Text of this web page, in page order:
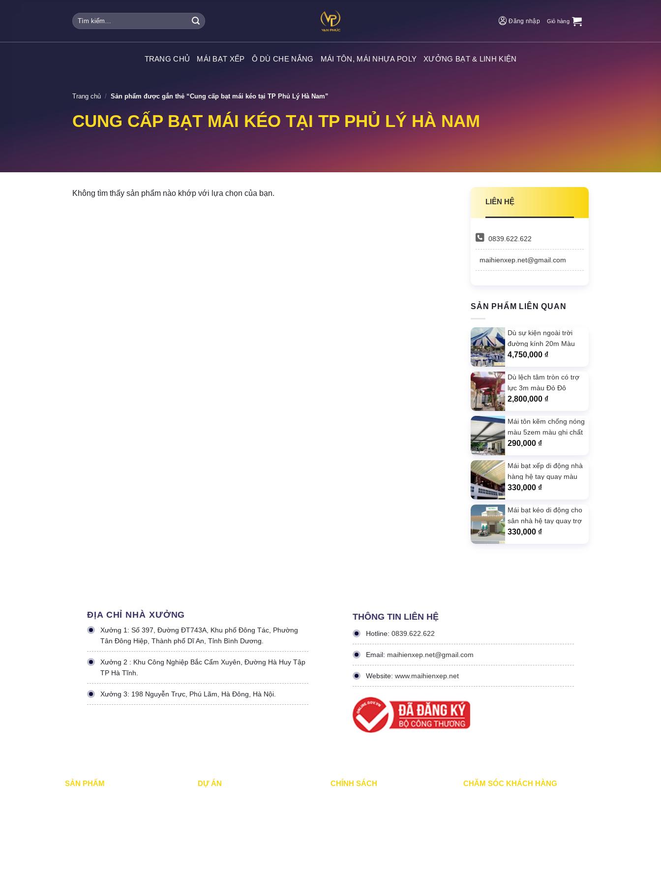
Tìm
kiếm:
Đăng nhập Giỏ hàng
TRANG CHỦ MÁI BẠT XẾP Ô DÙ CHE NẮNG MÁI TÔN, MÁI NHỰA POLY XƯỞNG BẠT & LINH KIỆN
CUNG CẤP BẠT MÁI KÉO TẠI TP PHỦ LÝ HÀ NAM
Trang chủ / Sản phẩm được gắn thẻ “Cung cấp bạt mái kéo tại TP Phủ Lý Hà Nam”
Không tìm thấy sản phẩm nào khớp với lựa chọn của bạn.
LIÊN HỆ
0839.622.622
maihienxep.net@gmail.com
SẢN PHẨM LIÊN QUAN
Dù sự kiện ngoài trời
đường kính 20m Màu
Xanh
4,750,000 ₫
Dù lệch tâm tròn có trợ
lực 3m màu Đỏ Đô
2,800,000 ₫
Mái tôn kẽm chống nóng
màu 5zem màu ghi chất
lượng
290,000 ₫
Mái bạt xếp di động nhà
hàng hệ tay quay màu
Xám
330,000 ₫
Mái bạt kéo di động cho
sân nhà hệ tay quay trợ
lực màu kem
330,000 ₫
ĐỊA CHỈ NHÀ XƯỞNG
Xưởng 1: Số 397, Đường ĐT743A, Khu phố Đông Tác, Phường
Tân Đông Hiệp, Thành phố Dĩ An, Tỉnh Bình Dương.
Xưởng 2 : Khu Công Nghiệp Bắc Cẩm Xuyên, Đường Hà Huy Tập
TP Hà Tĩnh.
Xưởng 3: 198 Nguyễn Trực, Phú Lãm, Hà Đông, Hà Nội.
THÔNG TIN LIÊN HỆ
Hotline: 0839.622.622
Email: maihienxep.net@gmail.com
Website: www.maihienxep.net
SẢN PHẨM DỰ ÁN CHÍNH SÁCH CHĂM SÓC KHÁCH HÀNG